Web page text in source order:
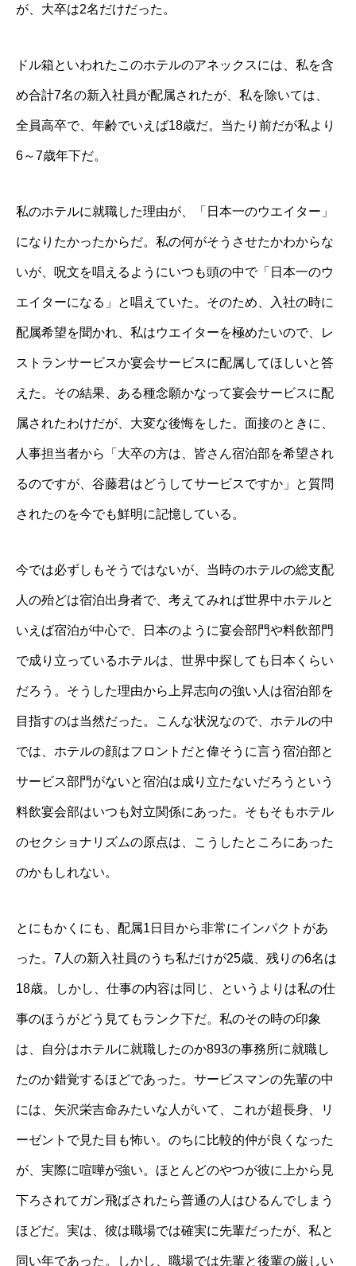
が、大卒は2名だけだった。
ドル箱といわれたこのホテルのアネックスには、私を含
め合計7名の新入社員が配属されたが、私を除いては、
全員高卒で、年齢でいえば18歳だ。当たり前だが私より
6～7歳年下だ。
私のホテルに就職した理由が、「日本一のウエイター」
になりたかったからだ。私の何がそうさせたかわからな
いが、呪文を唱えるようにいつも頭の中で「日本一のウ
エイターになる」と唱えていた。そのため、入社の時に
配属希望を聞かれ、私はウエイターを極めたいので、レ
ストランサービスか宴会サービスに配属してほしいと答
えた。その結果、ある種念願かなって宴会サービスに配
属されたわけだが、大変な後悔をした。面接のときに、
人事担当者から「大卒の方は、皆さん宿泊部を希望され
るのですが、谷藤君はどうしてサービスですか」と質問
されたのを今でも鮮明に記憶している。
今では必ずしもそうではないが、当時のホテルの総支配
人の殆どは宿泊出身者で、考えてみれば世界中ホテルと
いえば宿泊が中心で、日本のように宴会部門や料飲部門
で成り立っているホテルは、世界中探しても日本くらい
だろう。そうした理由から上昇志向の強い人は宿泊部を
目指すのは当然だった。こんな状況なので、ホテルの中
では、ホテルの顔はフロントだと偉そうに言う宿泊部と
サービス部門がないと宿泊は成り立たないだろうという
料飲宴会部はいつも対立関係にあった。そもそもホテル
のセクショナリズムの原点は、こうしたところにあった
のかもしれない。
とにもかくにも、配属1日目から非常にインパクトがあ
った。7人の新入社員のうち私だけが25歳、残りの6名は
18歳。しかし、仕事の内容は同じ、というよりは私の仕
事のほうがどう見てもランク下だ。私のその時の印象
は、自分はホテルに就職したのか893の事務所に就職し
たのか錯覚するほどであった。サービスマンの先輩の中
には、矢沢栄吉命みたいな人がいて、これが超長身、リ
ーゼントで見た目も怖い。のちに比較的仲が良くなった
が、実際に喧嘩が強い。ほとんどのやつが彼に上から見
下ろされてガン飛ばされたら普通の人はひるんでしまう
ほどだ。実は、彼は職場では確実に先輩だったが、私と
同い年であった。しかし、職場では先輩と後輩の厳しい